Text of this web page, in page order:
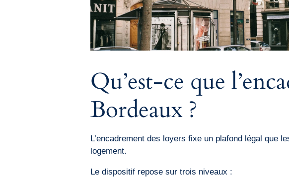
Qu’est-ce que
Bordeaux ?
L’encadrement des loyers fixe un plafond légal que
logement.
Le dispositif repose sur trois niveaux :